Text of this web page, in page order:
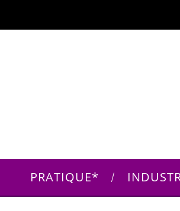
PRATIQUE